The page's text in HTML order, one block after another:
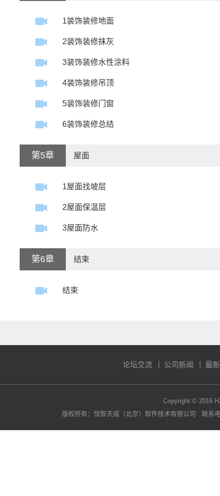
1装饰装修地面
2装饰装修抹灰
3装饰装修水性涂料
4装饰装修吊顶
5装饰装修门窗
6装饰装修总结
第5章 屋面
1屋面找坡层
2屋面保温层
3屋面防水
第6章 结束
结束
论坛交流 公司新闻 最
Copyright © 2016
版权所有：恒智天成（北京）软件技术有限公司 联系